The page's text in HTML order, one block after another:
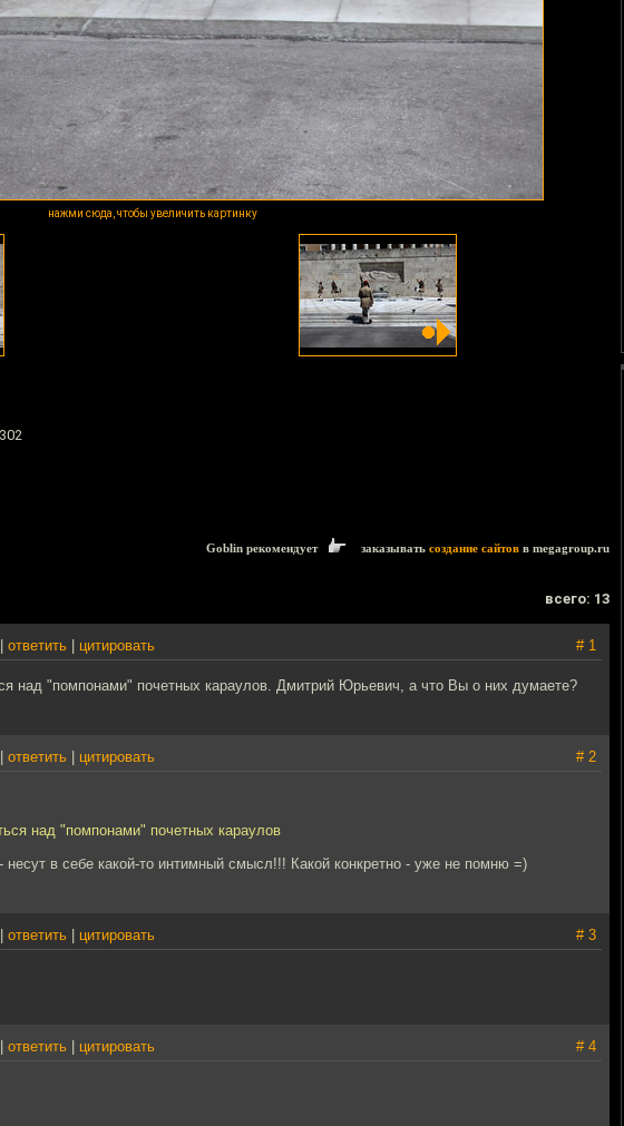
нажми сюда, чтобы увеличить картинку
Goblin рекомендует заказывать создание сайтов в megagroup.ru
всего: 13
ответить цитировать # 1
над "помпонами" почетных караулов. Дмитрий Юрьевич, а что Вы о них думаете?
ответить цитировать # 2
над "помпонами" почетных караулов
в себе какой-то интимный смысл!!! Какой конкретно - уже не помню =)
ответить цитировать # 3
ответить цитировать # 4